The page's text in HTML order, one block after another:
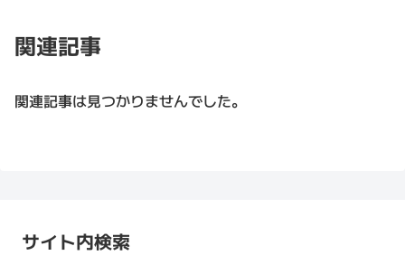
関連記事
関連記事は見つかりませんでした。
サイト内検索